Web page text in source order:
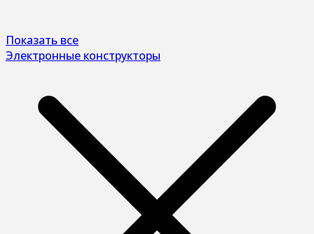
Показать все
Электронные конструкторы